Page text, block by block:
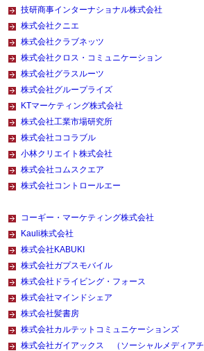
技研商事インターナショナル株式会社
株式会社クニエ
株式会社クラブネッツ
株式会社クロス・コミュニケーション
株式会社グラスルーツ
株式会社グループライズ
KTマーケティング株式会社
株式会社工業市場研究所
株式会社ココラブル
小林クリエイト株式会社
株式会社コムスクエア
株式会社コントロールエー
コーギー・マーケティング株式会社
Kauli株式会社
株式会社KABUKI
株式会社ガプスモバイル
株式会社ドライビング・フォース
株式会社マインドシェア
株式会社髪書房
株式会社カルテットコミュニケーションズ
株式会社ガイアックス （ソーシャルメディアチ